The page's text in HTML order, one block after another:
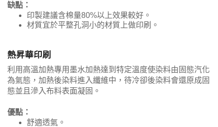
缺點：
印製建議含棉量80%以上效果較好。
材質宜於平整孔洞小的材質上做印刷。
熱昇華印刷
利用高溫加熱專用墨水加熱達到特定溫度使染料由固態汽化
為氣態，加熱後染料進入纖維中，待冷卻後染料會還原成固
態並且滲入布料表面凝固。
優點：
舒適透氣。